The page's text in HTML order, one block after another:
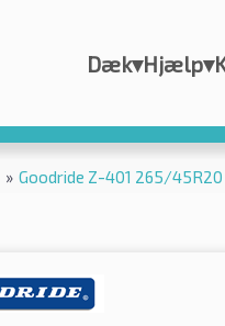
Dæk▾Hjælp▾
» Goodride Z-401 265/45R20